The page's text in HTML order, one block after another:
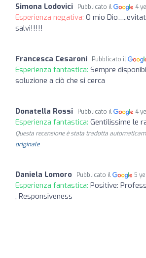
Simona Lodovici Pubblicato il 4
Esperienza negativa: O mio
salvi!!!!!
Francesca Cesaroni Pubblicato il
Esperienza fantastica: Sempre
soluzione a ciò che si cerca
Donatella Rossi Pubblicato il 4
Esperienza fantastica: Gentilissime le
Questa recensione è stata tradotta
originale
Daniela Lomoro Pubblicato il 5
Esperienza fantastica: Positive:
, Responsiveness